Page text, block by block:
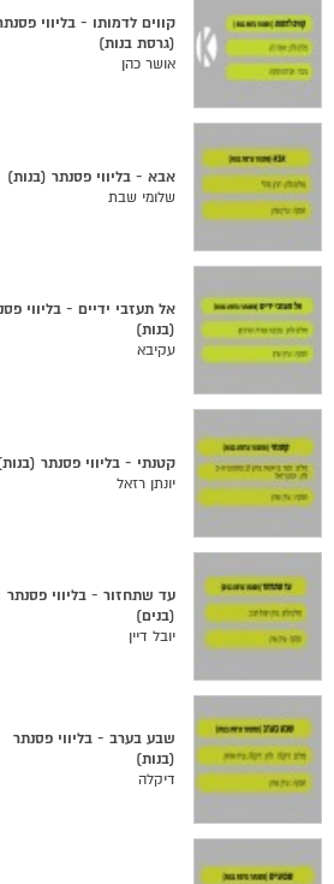
קווים לדמותו - בליווי
(גרסת בנות)
אושר כהן
אבא - בליווי פסנתר (בנות)
שלומי שבת
אל תעזבי ידיים - בליווי
(בנות)
עקיבא
קטנתי - בליווי פסנתר
יונתן רזאל
עד שתחזור - בליווי פסנתר
(בנים)
יובל דיין
שבע בערב - בליווי פסנתר
(בנות)
דיקלה